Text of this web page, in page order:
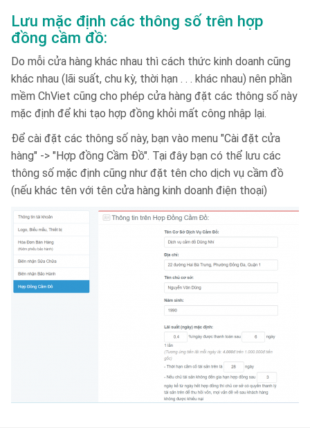
Lưu mặc định các thông số trên hợp
đồng cầm đồ:
Do mỗi cửa hàng khác nhau thì cách thức kinh doanh cũng
khác nhau (lãi suất, chu kỳ, thời hạn . . . khác nhau) nên phần
mềm ChViet cũng cho phép cửa hàng đặt các thông số này
mặc định để khi tạo hợp đồng khỏi mất công nhập lại.
Để cài đặt các thông số này, bạn vào menu "Cài đặt cửa
hàng" -> "Hợp đồng Cầm Đồ". Tại đây bạn có thể lưu các
thông số mặc định cũng như đặt tên cho dịch vụ cầm đồ
(nếu khác tên với tên cửa hàng kinh doanh điện thoại)